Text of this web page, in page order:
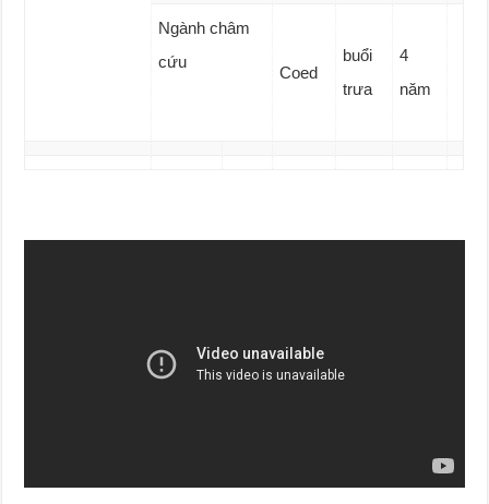
Ngành châm
cứu
Coed
buổi
trưa
4
năm